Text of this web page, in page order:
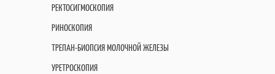
РЕКТОСИГМОСКОПИЯ
РИНОСКОПИЯ
ТРЕПАН-БИОПСИЯ МОЛОЧНОЙ ЖЕЛЕЗЫ
УРЕТРОСКОПИЯ